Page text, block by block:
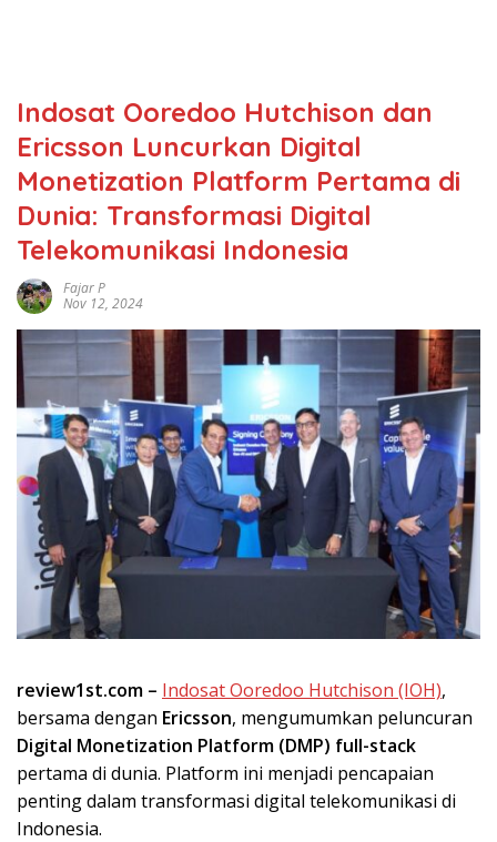
Indosat Ooredoo Hutchison dan
Ericsson Luncurkan Digital
Monetization Platform Pertama di
Dunia: Transformasi Digital
Telekomunikasi Indonesia
Fajar P
Nov 12, 2024
review1st.com – Indosat Ooredoo Hutchison (IOH),
bersama dengan Ericsson, mengumumkan peluncuran
Digital Monetization Platform (DMP) full-stack
pertama di dunia. Platform ini menjadi pencapaian
penting dalam transformasi digital telekomunikasi di
Indonesia.